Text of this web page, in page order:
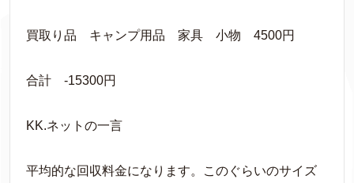
買取り品 キャンプ用品 家具 小物 4500円
合計 -15300円
KK.ネットの一言
平均的な回収料金になります。このぐらいのサイズ